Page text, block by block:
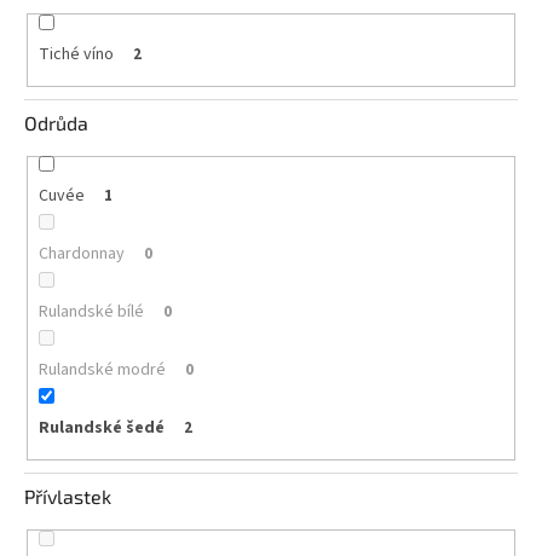
objem
Ostatní
vína
Značky
Přihlášení
Tiché víno 2
Odrůda
Cuvée 1
Chardonnay 0
Rulandské bílé 0
Rulandské modré 0
Rulandské šedé 2
Přívlastek